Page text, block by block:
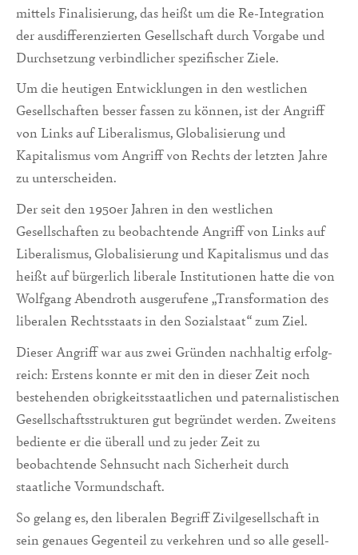
mittels Finalisierung, das heißt um die Re-Integration
der ausdif­fe­renzierten Gesellschaft durch Vorgabe und
Durchsetzung verbindlicher spezifischer Ziele.
Um die heutigen Entwicklungen in den westlichen
Gesellschaften besser fassen zu kön­nen, ist der Angriff
von Links auf Liberalismus, Globalisierung und
Kapitalismus vom Angriff von Rechts der letzten Jahre
zu unterscheiden.
Der seit den 1950er Jahren in den westlichen
Gesellschaften zu beobachtende Angriff von Links auf
Liberalismus, Globalisierung und Kapitalismus und das
heißt auf bürgerlich liberale In­stitutio­nen hatte die von
Wolfgang Abendroth ausgerufene „Transformation des
liberalen Rechtsstaats in den Sozialstaat“ zum Ziel.
Dieser Angriff war aus zwei Gründen nachhaltig erfolg­
reich: Erstens konnte er mit den in dieser Zeit noch
bestehenden obrigkeitsstaatli­chen und paternalistischen
Gesellschaftsstrukturen gut begründet werden. Zweitens
be­diente er die überall und zu jeder Zeit zu
beobachtende Sehnsucht nach Sicherheit durch
staatliche Vormundschaft.
So gelang es, den libera­len Begriff Zivilgesell­schaft in
sein genaues Gegenteil zu verkehren und so alle gesell­